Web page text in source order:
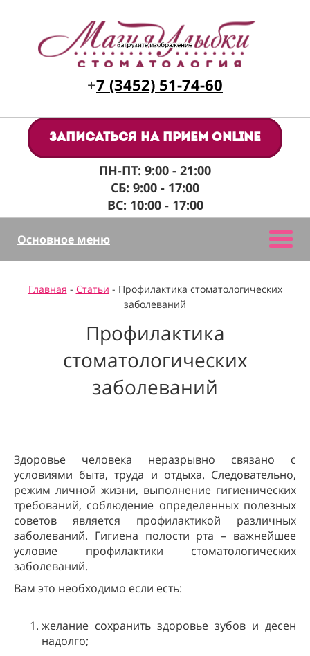
+7 (3452) 51-74-60
Записаться на прием online
ПН-ПТ: 9:00 - 21:00
СБ: 9:00 - 17:00
ВС: 10:00 - 17:00
Основное меню
Главная - Статьи - Профилактика стоматологических
заболеваний
Профилактика
стоматологических
заболеваний
Здоровье человека неразрывно связано с
условиями быта, труда и отдыха. Следовательно,
режим личной жизни, выполнение гигиенических
требований, соблюдение определенных полезных
советов является профилактикой различных
заболеваний. Гигиена полости рта – важнейшее
условие профилактики стоматологических
заболеваний.
Вам это необходимо если есть:
желание сохранить здоровье зубов и десен
надолго;